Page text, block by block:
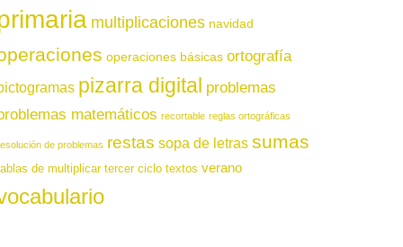
multiplicaciones navidad
operaciones básicas ortografía
pizarra digital problemas
matemáticos recortable reglas ortográficas
de problemas restas sopa de letras sumas
de multiplicar tercer ciclo textos verano